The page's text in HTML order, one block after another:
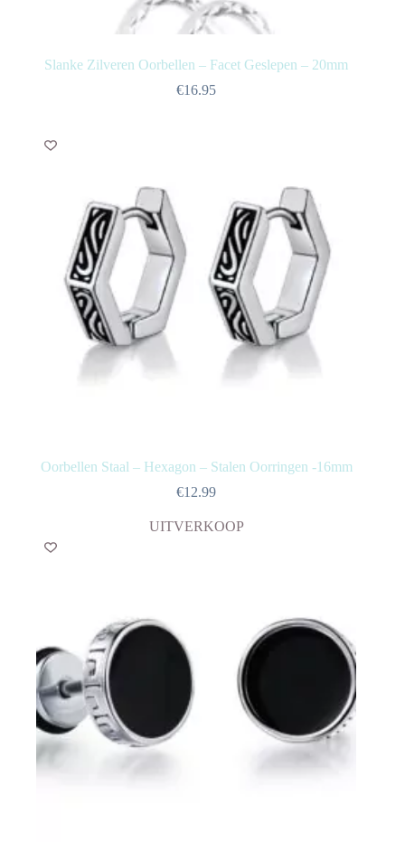
Slanke Zilveren Oorbellen – Facet Geslepen – 20mm
€16.95
Oorbellen Staal – Hexagon – Stalen Oorringen -16mm
€12.99
UITVERKOOP